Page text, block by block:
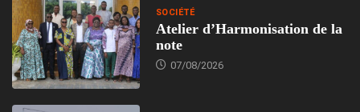
SOCIÉTÉ
Atelier d’Harmonisation de la
note
07/08/2026